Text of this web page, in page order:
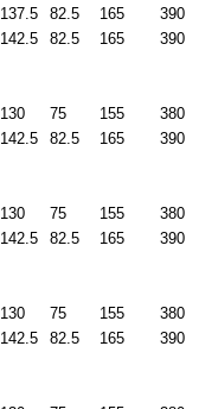
137.5 82.5 165 390
142.5 82.5 165 390
130 75 155 380
142.5 82.5 165 390
130 75 155 380
142.5 82.5 165 390
130 75 155 380
142.5 82.5 165 390